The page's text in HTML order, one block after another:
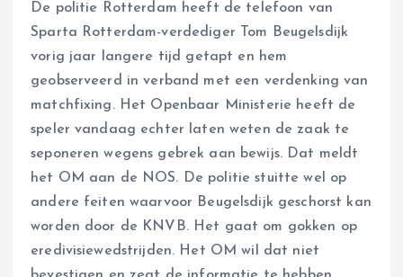
De politie Rotterdam heeft de telefoon van
Sparta Rotterdam-verdediger Tom Beugelsdijk
vorig jaar langere tijd getapt en hem
geobserveerd in verband met een verdenking van
matchfixing. Het Openbaar Ministerie heeft de
speler vandaag echter laten weten de zaak te
seponeren wegens gebrek aan bewijs. Dat meldt
het OM aan de NOS. De politie stuitte wel op
andere feiten waarvoor Beugelsdijk geschorst kan
worden door de KNVB. Het gaat om gokken op
eredivisiewedstrijden. Het OM wil dat niet